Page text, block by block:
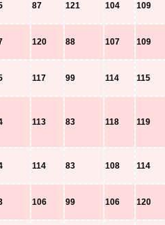
87 121 104 109
120 88 107 109
117 99 114 115
113 83 118 119
114 83 108 114
106 99 106 120